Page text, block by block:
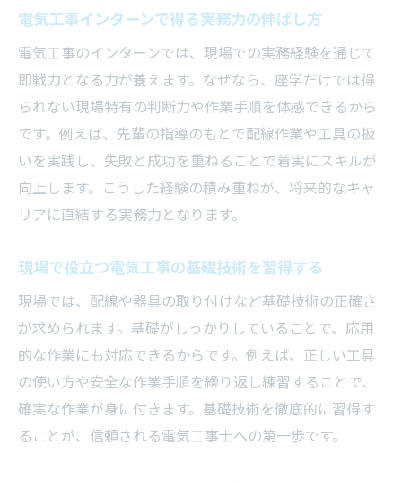
電気工事インターンで得る実務力の伸ばし方
電気工事のインターンでは、現場での実務経験を通じて
即戦力となる力が養えます。なぜなら、座学だけでは得
られない現場特有の判断力や作業手順を体感できるから
です。例えば、先輩の指導のもとで配線作業や工具の扱
いを実践し、失敗と成功を重ねることで着実にスキルが
向上します。こうした経験の積み重ねが、将来的なキャ
リアに直結する実務力となります。
現場で役立つ電気工事の基礎技術を習得する
現場では、配線や器具の取り付けなど基礎技術の正確さ
が求められます。基礎がしっかりしていることで、応用
的な作業にも対応できるからです。例えば、正しい工具
の使い方や安全な作業手順を繰り返し練習することで、
確実な作業が身に付きます。基礎技術を徹底的に習得す
ることが、信頼される電気工事士への第一歩です。